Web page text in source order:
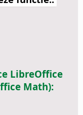
LibreOffice
Math):